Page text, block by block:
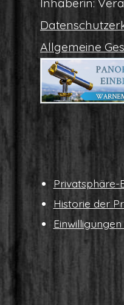
Inha­be­rin:
All­ge­mei­ne
Pri­vat­sphä­re-
His­to­rie der